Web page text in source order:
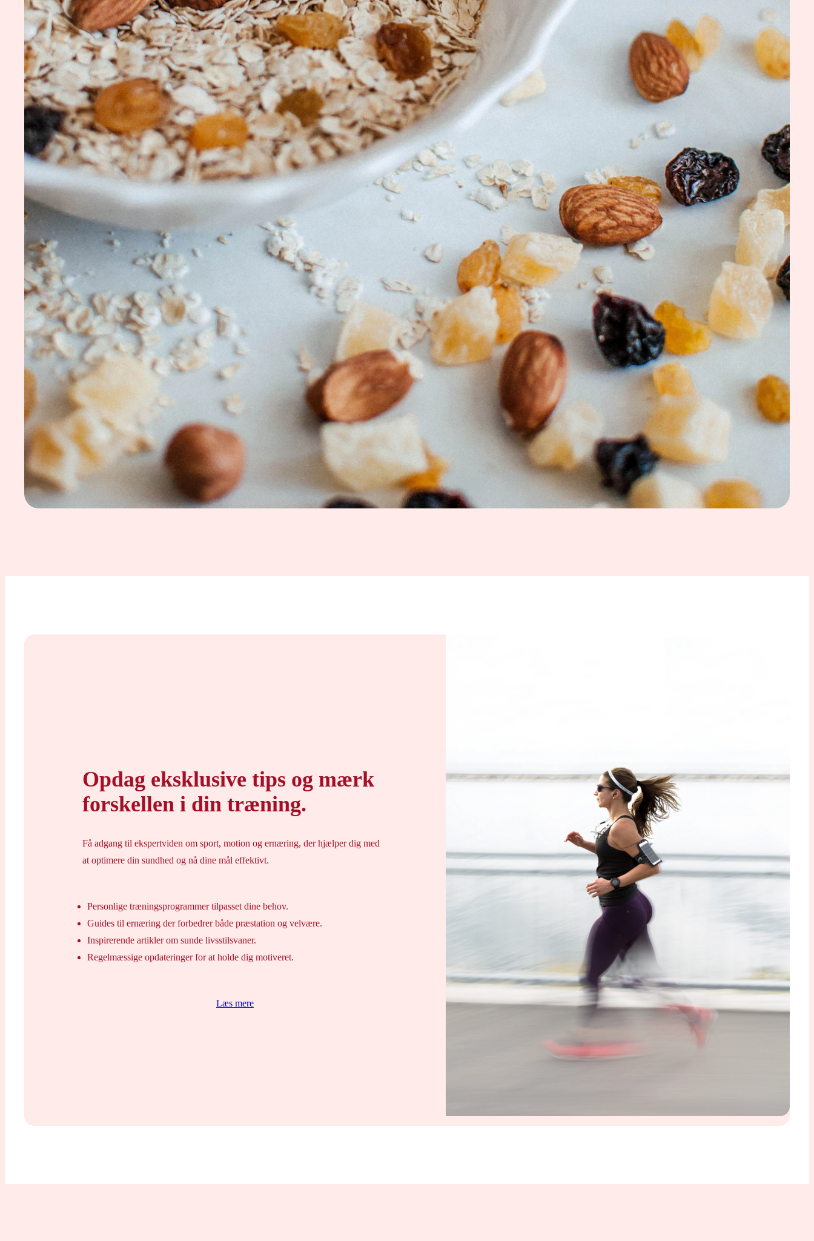
Opdag eksklusive tips og mærk
forskellen i din træning.
Få adgang til ekspertviden om sport, motion og ernæring, der hjælper dig med
at optimere din sundhed og nå dine mål effektivt.
Personlige træningsprogrammer tilpasset dine behov.
Guides til ernæring der forbedrer både præstation og velvære.
Inspirerende artikler om sunde livsstilsvaner.
Regelmæssige opdateringer for at holde dig motiveret.
Læs mere